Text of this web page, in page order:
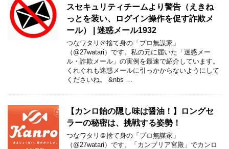
スセキュリティチームより警告（えきね
っとを装い、ログイン操作を促す詐欺メ
ール） | 迷惑メール1932
つなワタリ＠捨て身の「プロ無謀家」
（@27watari）です。私の元に届いた「迷惑メー
ル・詐欺メール」の実例を最速で紹介しています。
くれぐれも迷惑メールに引っかからないようにして
くださいね。 &nbs …
【カンロ飴の隠し味は醤油！】ロングセ
ラーの秘密は、挑戦する姿勢！
つなワタリ＠捨て身の「プロ無謀家」
（@27watari）です。「カンブリア宮殿」でカンロ